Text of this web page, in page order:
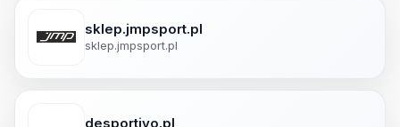
sklep.jmpsport.pl
sklep.jmpsport.pl
desportivo.pl